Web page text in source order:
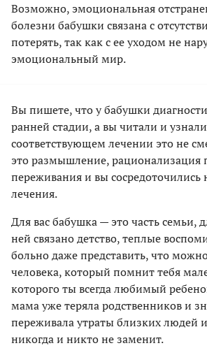
Возможно, эмоциональная
болезни бабушки связана с
потерять, так как с ее уходом не
эмоциональный мир.
Вы пишете, что у бабушки
ранней стадии, а вы читали и
соответствующем лечении это не
это размышление, рационализация
переживания и вы сосредоточились
лечения.
Для вас бабушка — это часть семьи,
ней связано детство, теплые
больно даже представить, что
человека, который помнит тебя
которого ты всегда любимый
мама уже теряла родственников и
переживала утраты близких людей
никогда и никто не заменит.